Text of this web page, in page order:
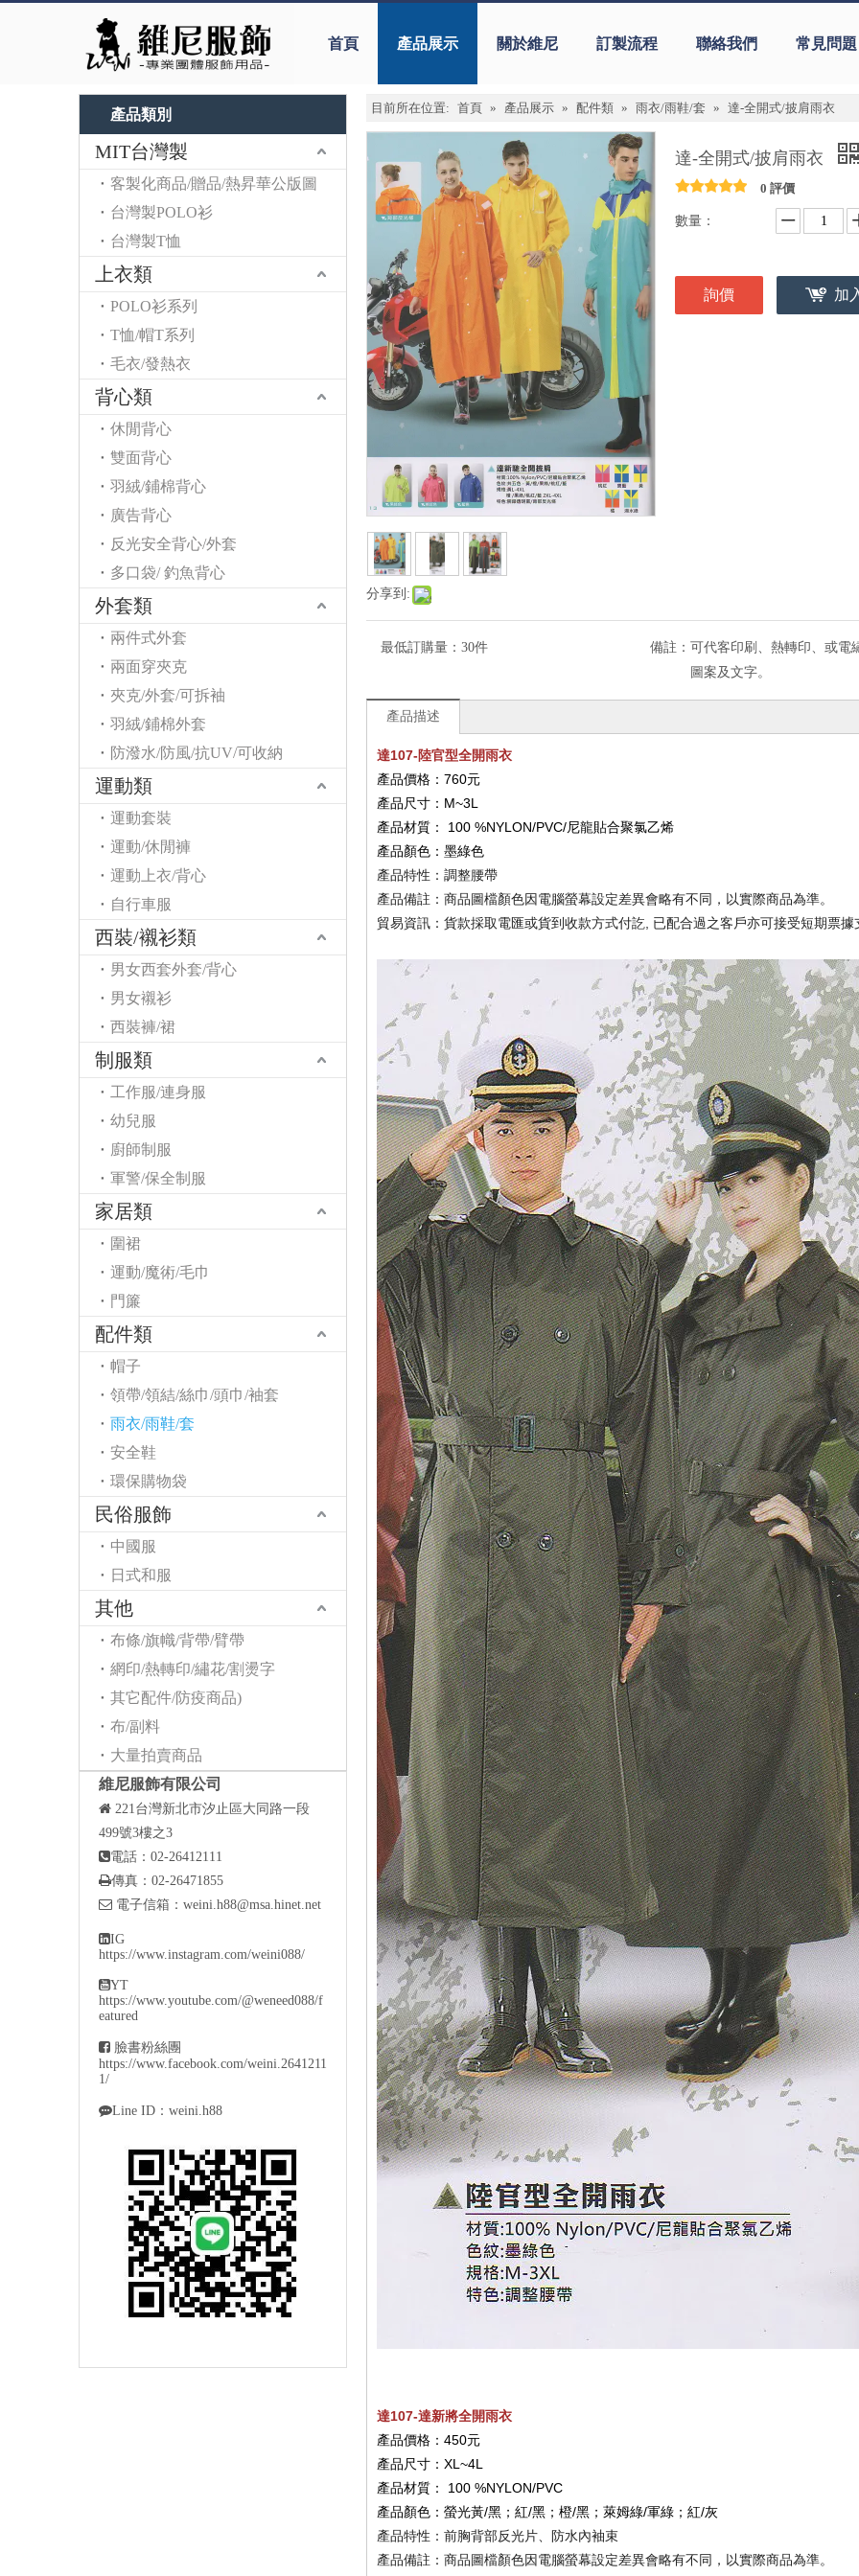
首頁 產品展示 關於維尼 訂製流程 聯絡我們 常見問題
產品類別
MIT台灣製
客製化商品/贈品/熱昇華公版圖
台灣製POLO衫
台灣製T恤
上衣類
POLO衫系列
T恤/帽T系列
毛衣/發熱衣
背心類
休閒背心
雙面背心
羽絨/鋪棉背心
廣告背心
反光安全背心/外套
多口袋/ 釣魚背心
外套類
兩件式外套
兩面穿夾克
夾克/外套/可拆袖
羽絨/鋪棉外套
防潑水/防風/抗UV/可收納
運動類
運動套裝
運動/休閒褲
運動上衣/背心
自行車服
西裝/襯衫類
男女西套外套/背心
男女襯衫
西裝褲/裙
制服類
工作服/連身服
幼兒服
廚師制服
軍警/保全制服
家居類
圍裙
運動/魔術/毛巾
門簾
配件類
帽子
領帶/領結/絲巾/頭巾/袖套
雨衣/雨鞋/套
安全鞋
環保購物袋
民俗服飾
中國服
日式和服
其他
布條/旗幟/背帶/臂帶
網印/熱轉印/繡花/割燙字
其它配件/防疫商品)
布/副料
大量拍賣商品
維尼服飾有限公司
 221台灣新北市汐止區大同路一段
499號3樓之3
電話：02-26412111
傳真：02-26471855
 電子信箱： weini.h88@msa.hinet.net
IG
https://www.instagram.com/weini088/
YT
https://www.youtube.com/@weneed088/f
eatured
 臉書粉絲團
https://www.facebook.com/weini.2641211
1/
Line ID：weini.h88
目前所在位置: 首頁 » 產品展示 » 配件類 » 雨衣/雨鞋/套 » 達-全開式/披肩雨衣
分享到:
達-全開式/披肩雨衣
0 評價
數量：
詢價 加
最低訂購量： 30件 備註： 可代客印刷、熱轉印、或電
圖案及文字。
產品描述
達107-陸官型全開雨衣
產品價格：760元
產品尺寸：M~3L
產品材質：
100 %NYLON/PVC/尼龍貼合聚氯乙烯
產品顏色：墨綠色
產品特性 ：調整腰帶
產品備註：商品圖檔顏色因電腦螢幕設定差異會略有不同，以實際商品為準。
貿易資訊 ： 貨款採取電匯或貨到收款方式付訖, 已配合過之客戶亦可接受短期票據
達107-達新將全開雨衣
產品價格：450元
產品尺寸：XL~4L
產品材質：
100 %NYLON/PVC
產品顏色：螢光黃/黑；紅/黑；橙/黑；萊姆綠/軍綠；紅/灰
產品特性 ：前胸背部反光片、防水內袖束
產品備註：商品圖檔顏色因電腦螢幕設定差異會略有不同，以實際商品為準。